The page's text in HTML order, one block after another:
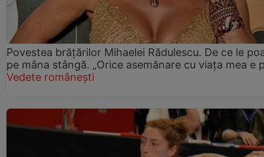
Povestea brățărilor Mihaelei Rădulescu. De ce le
pe mâna stângă. „Orice asemănare cu viața mea e
Vedete românești